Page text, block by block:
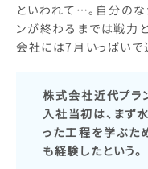
といわれて…。自分の
ンが終わるまでは戦力
会社には7月いっぱいで
株式会社近代プラ
入社当初は、まず
った工程を学ぶた
も経験したという。